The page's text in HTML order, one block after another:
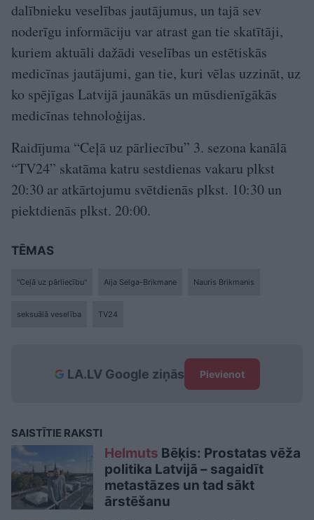
dalībnieku veselības jautājumus, un tajā sev
noderīgu informāciju var atrast gan tie skatītāji,
kuriem aktuāli dažādi veselības un estētiskās
medicīnas jautājumi, gan tie, kuri vēlas uzzināt, uz
ko spējīgas Latvijā jaunākās un mūsdienīgākās
medicīnas tehnoloģijas.
Raidījuma “Ceļā uz pārliecību” 3. sezona kanālā
“TV24” skatāma katru sestdienas vakaru plkst
20:30 ar atkārtojumu svētdienās plkst. 10:30 un
piektdienās plkst. 20:00.
TĒMAS
"Ceļā uz pārliecību" Aija Selga-Brikmane Nauris Brikmanis
seksuālā veselība TV24
LA.LV Google ziņās Pievienot
SAISTĪTIE RAKSTI
Helmuts Bēķis: Prostatas vēža
politika Latvijā – sagaidīt
metastāzes un tad sākt
ārstēšanu